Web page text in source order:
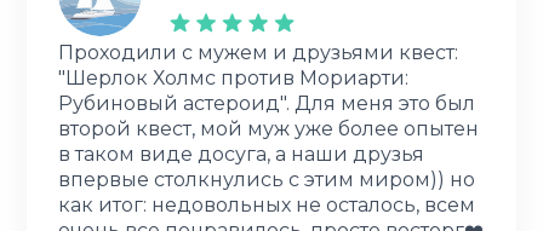
Проходили с мужем и друзьями квест:
"Шерлок Холмс против Мориарти:
Рубиновый астероид". Для меня это был
второй квест, мой муж уже более опытен
в таком виде досуга, а наши друзья
впервые столкнулись с этим миром)) но
как итог: недовольных не осталось, всем